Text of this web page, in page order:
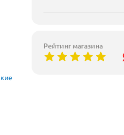
Рейтинг магазина